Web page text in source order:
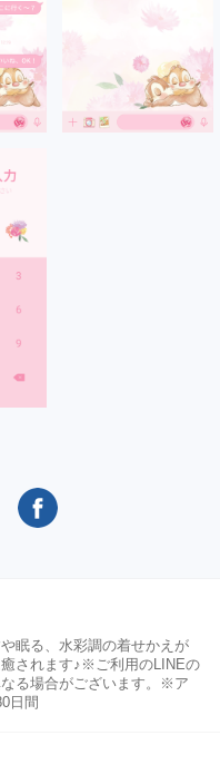
眠る、水彩調の着せかえが
されます♪※ご利用のLINEの
る場合がございます。※ア
日間